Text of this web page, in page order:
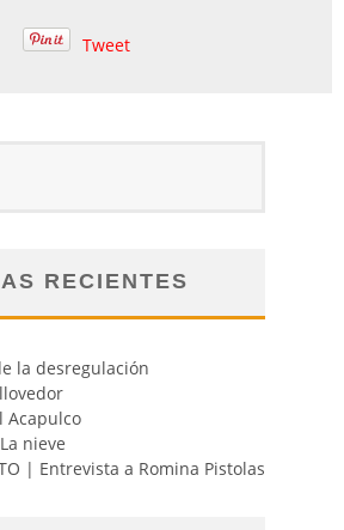
Tweet
RECIENTES
la desregulación
Acapulco
nieve
| Entrevista a Romina Pistolas